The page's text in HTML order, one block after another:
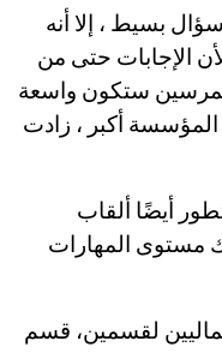
بسيط ، إلا أنه
الإجابات حتى من
ستكون واسعة
المؤسسة أكبر ، زادت
أيضًا ألقاب
مستوى المهارات
لقسمين، قسم